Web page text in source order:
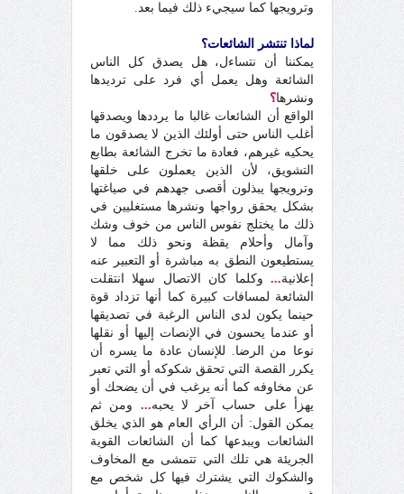
وترويجها كما سيجيء ذلك فيما بعد.
لماذا تنتشر الشائعات؟
يمكننا أن نتساءل، هل يصدق كل الناس
الشائعة وهل يعمل أي فرد على ترديدها
ونشرها؟
الواقع أن الشائعات غالبا ما يرددها ويصدقها
أغلب الناس حتى أولئك الذين لا يصدقون ما
يحكيه غيرهم، فعادة ما تخرج الشائعة بطابع
التشويق، لأن الذين يعملون على خلقها
وترويجها يبذلون أقصى جهدهم في صياغتها
بشكل يحقق رواجها ونشرها مستغليين في
ذلك ما يختلج نفوس الناس من خوف وشك
وآمال وأحلام يقظة ونحو ذلك مما لا
يستطيعون النطق به مباشرة أو التعبير عنه
إعلانية... وكلما كان الاتصال سهلا انتقلت
الشائعة لمسافات كبيرة كما أنها تزداد قوة
حينما يكون لدى الناس الرغبة في تصديقها
أو عندما يحسون في الإنصات إليها أو نقلها
نوعا من الرضا. للإنسان عادة ما يسره أن
يكرر القصة التي تحقق شكوكه أو التي تعبر
عن مخاوفه كما أنه يرغب في أن يضحك أو
يهزأ على حساب آخر لا يحبه... ومن ثم
يمكن القول: أن الرأي العام هو الذي يخلق
الشائعات ويبدعها كما أن الشائعات القوية
الجريئة هي تلك التي تتمشى مع المخاوف
والشكوك التي يشترك فيها كل شخص مع